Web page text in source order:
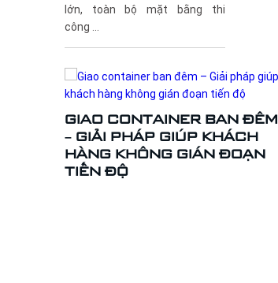
lớn, toàn bộ mặt bằng thi
công ...
GIAO CONTAINER BAN ĐÊM
– GIẢI PHÁP GIÚP KHÁCH
HÀNG KHÔNG GIÁN ĐOẠN
TIẾN ĐỘ